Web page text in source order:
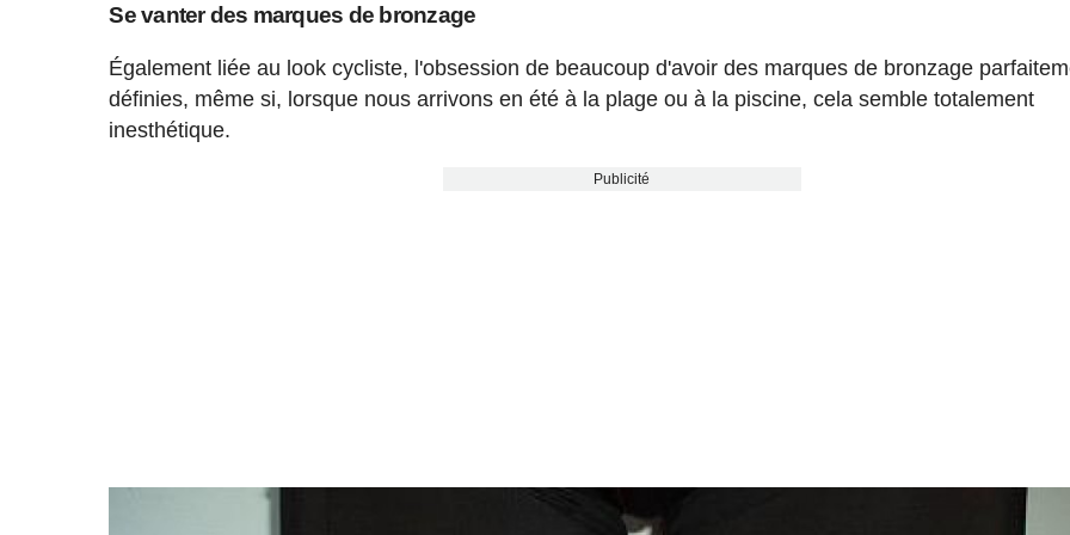
Se vanter des marques de bronzage
Également liée au look cycliste, l'obsession de beaucoup d'avoir des marques de bronzage
définies, même si, lorsque nous arrivons en été à la plage ou à la piscine, cela semble totalement
inesthétique.
Publicité